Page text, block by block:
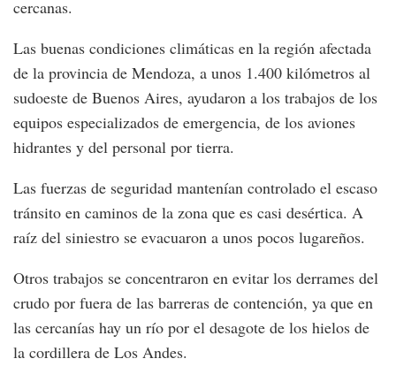
cercanas.
Las buenas condiciones climáticas en la región afectada
de la provincia de Mendoza, a unos 1.400 kilómetros al
sudoeste de Buenos Aires, ayudaron a los trabajos de los
equipos especializados de emergencia, de los aviones
hidrantes y del personal por tierra.
Las fuerzas de seguridad mantenían controlado el escaso
tránsito en caminos de la zona que es casi desértica. A
raíz del siniestro se evacuaron a unos pocos lugareños.
Otros trabajos se concentraron en evitar los derrames del
crudo por fuera de las barreras de contención, ya que en
las cercanías hay un río por el desagote de los hielos de
la cordillera de Los Andes.